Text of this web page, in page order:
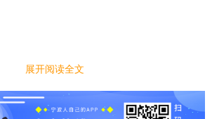
｜今日话题｜
有什么特别的仪式感呢？
展开阅读全文